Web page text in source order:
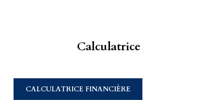
Calculatrice
CALCULATRICE FINANCIÈRE